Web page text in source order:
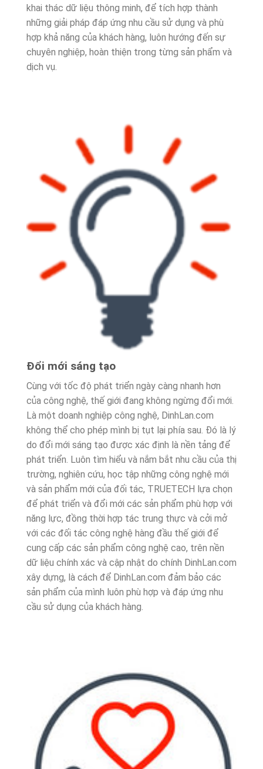
khai thác dữ liệu thông minh, để tích hợp thành
những giải pháp đáp ứng nhu cầu sử dụng và phù
hợp khả năng của khách hàng, luôn hướng đến sự
chuyên nghiệp, hoàn thiện trong từng sản phẩm và
dịch vụ.
Đổi mới sáng tạo
Cùng với tốc độ phát triển ngày càng nhanh hơn
của công nghệ, thế giới đang không ngừng đổi mới.
Là một doanh nghiệp công nghệ, DinhLan.com
không thể cho phép mình bị tụt lại phía sau. Đó là lý
do đổi mới sáng tạo được xác định là nền tảng để
phát triển. Luôn tìm hiểu và nắm bắt nhu cầu của thị
trường, nghiên cứu, học tập những công nghệ mới
và sản phẩm mới của đối tác, TRUETECH lựa chọn
để phát triển và đổi mới các sản phẩm phù hợp với
năng lực, đồng thời hợp tác trung thực và cởi mở
với các đối tác công nghệ hàng đầu thế giới để
cung cấp các sản phẩm công nghệ cao, trên nền
dữ liệu chính xác và cập nhật do chính DinhLan.com
xây dựng, là cách để DinhLan.com đảm bảo các
sản phẩm của mình luôn phù hợp và đáp ứng nhu
cầu sử dụng của khách hàng.